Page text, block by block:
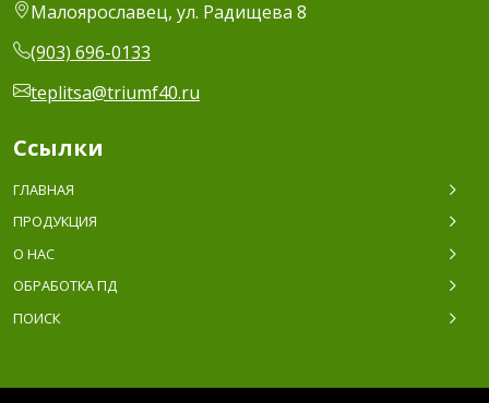
Малоярославец, ул. Радищева 8
(903) 696-0133
teplitsa@triumf40.ru
Ссылки
ГЛАВНАЯ
ПРОДУКЦИЯ
О НАС
ОБРАБОТКА ПД
ПОИСК